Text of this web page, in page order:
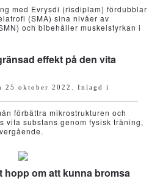
med Evrysdi (risdiplam) fördubblar
(SMA) sina nivåer av
och bibehåller muskelstyrkan i
effekt på den vita
25 oktober 2022
. Inlagd i
förbättra mikrostrukturen och
vita substans genom fysisk träning,
hopp om att kunna bromsa